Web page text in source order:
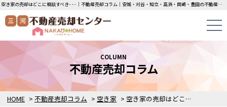
空き家の売却はどこに相談すべき･･･｜不動産売却コラム｜安城・刈谷・知立・高浜・岡崎・豊田の不動産売却・買取・査定なら三河不動産売却センターにお任せください！土地・中古一戸建ての即日無料査定・即金買取を行っています！
HOME > 不動産売却コラム > 空き家 > 空き家の売却はどこに相談すべき？相談先と売却方法を専門家が解説
COLUMN
不動産売却コラム